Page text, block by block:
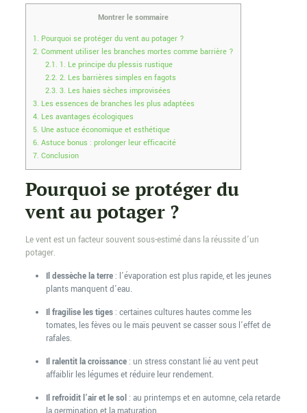
Montrer le sommaire
1. Pourquoi se protéger du vent au potager ?
2. Comment utiliser les branches mortes comme barrière ?
2.1. 1. Le principe du plessis rustique
2.2. 2. Les barrières simples en fagots
2.3. 3. Les haies sèches improvisées
3. Les essences de branches les plus adaptées
4. Les avantages écologiques
5. Une astuce économique et esthétique
6. Astuce bonus : prolonger leur efficacité
7. Conclusion
Pourquoi se protéger du
vent au potager ?
Le vent est un facteur souvent sous-estimé dans la réussite d’un
potager.
Il dessèche la terre: l’évaporation est plus rapide, et les jeunes
plants manquent d’eau.
Il fragilise les tiges: certaines cultures hautes comme les
tomates, les fèves ou le maïs peuvent se casser sous l’effet de
rafales.
Il ralentit la croissance: un stress constant lié au vent peut
affaiblir les légumes et réduire leur rendement.
Il refroidit l’air et le sol: au printemps et en automne, cela retarde